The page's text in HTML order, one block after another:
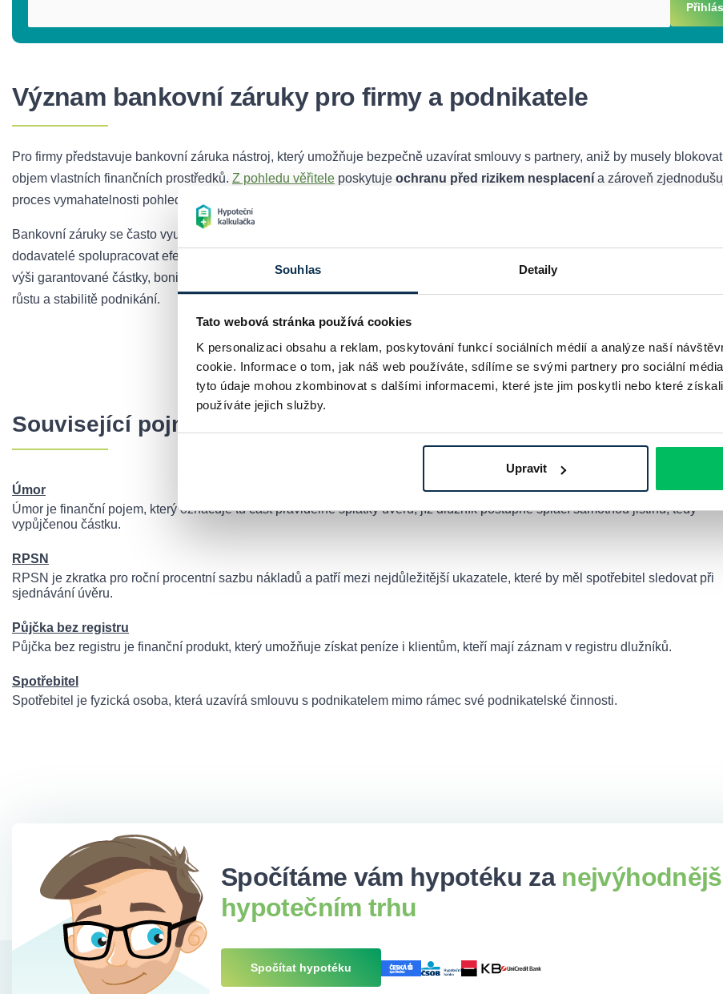
Souhlas Detaily
Tato webová stránka používá cookies
K personalizaci obsahu a reklam, poskytování funkcí sociálních médií a analýze naší
cookie. Informace o tom, jak náš web používáte, sdílíme se svými partnery pro sociální
tyto údaje mohou zkombinovat s dalšími informacemi, které jste jim poskytli nebo které
používáte jejich služby.
Upravit
Význam bankovní záruky pro firmy a podnikatele
Pro firmy představuje bankovní záruka nástroj, který umožňuje bezpečně uzavírat smlouvy s partnery, aniž by musely
objem vlastních finančních prostředků. Z pohledu věřitele poskytuje ochranu před rizikem nesplacení a zároveň
proces vymahatelnosti pohledávek.
Bankovní záruky se často využívají v
dodavatelé spolupracovat efektivněji a s menší mírou nejistoty. Banka si za vystavení záruky účtuje poplatek, jehož výše závisí
výši garantované částky, bonitě klienta a délce trvání závazku. Správně nastavená bankovní záruka může být klíčovým
růstu a stabilitě podnikání.
Chci si spočítat hypotéku online
Související pojmy
Úmor
Úmor je finanční pojem, který označuje tu část pravidelné splátky úvěru, jíž dlužník postupně splácí samotnou jistinu, tedy
vypůjčenou částku.
RPSN
RPSN je zkratka pro roční procentní sazbu nákladů a patří mezi nejdůležitější ukazatele, které by měl spotřebitel sledovat při
sjednávání úvěru.
Půjčka bez registru
Půjčka bez registru je finanční produkt, který umožňuje získat peníze i klientům, kteří mají záznam v registru dlužníků.
Spotřebitel
Spotřebitel je fyzická osoba, která uzavírá smlouvu s podnikatelem mimo rámec své podnikatelské činnosti.
Spočítáme vám hypotéku za
hypotečním trhu
Spočítat hypotéku